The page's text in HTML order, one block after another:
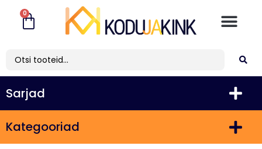
0
Sarjad
Kategooriad